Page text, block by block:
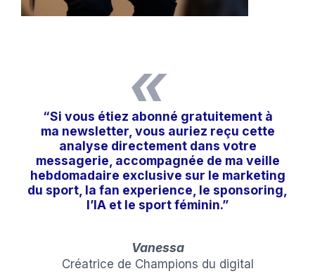
«
“Si vous étiez abonné gratuitement à
ma newsletter, vous auriez reçu cette
analyse directement dans votre
messagerie, accompagnée de ma veille
hebdomadaire exclusive sur le marketing
du sport, la fan experience, le sponsoring,
l’IA et le sport féminin.”
Vanessa
Créatrice de Champions du digital